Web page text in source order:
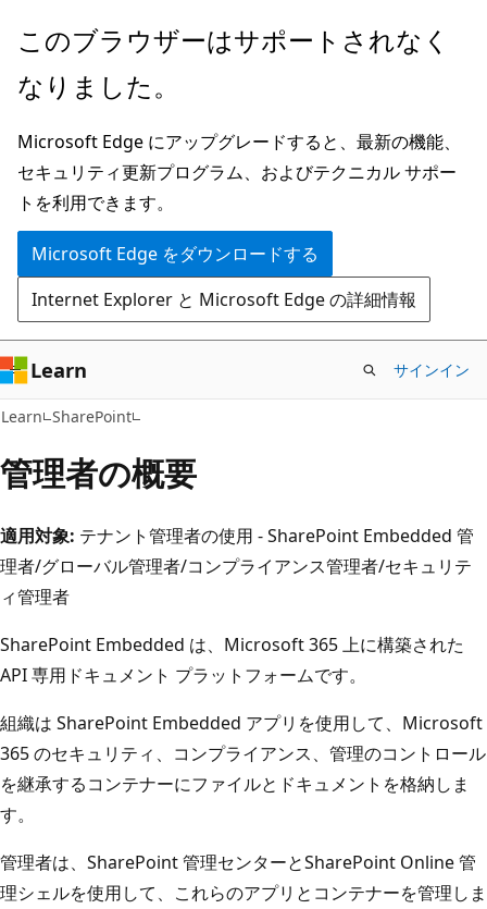
メ
ン
ン
テ
ン
ツ
に
ス
キ
ッ
プ
このブラウザーはサポートされなく
なりました。
Microsoft Edge にアップグレードすると、最新の機能、
セキュリティ更新プログラム、およびテクニカル サポー
トを利用できます。
Microsoft Edge をダウンロードする
Internet Explorer と Microsoft Edge の詳細情報
Learn サインイン
Learn SharePoint
管理者の概要
適用対象: テナント管理者の使用 - SharePoint Embedded 管
理者/グローバル管理者/コンプライアンス管理者/セキュリテ
ィ管理者
SharePoint Embedded は、Microsoft 365 上に構築された
API 専用ドキュメント プラットフォームです。
組織は SharePoint Embedded アプリを使用して、Microsoft
365 のセキュリティ、コンプライアンス、管理のコントロール
を継承するコンテナーにファイルとドキュメントを格納しま
す。
管理者は、SharePoint 管理センターとSharePoint Online 管
理シェルを使用して、これらのアプリとコンテナーを管理しま